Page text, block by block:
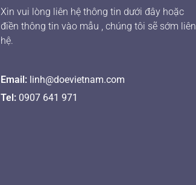
Xin vui lòng liên hệ thông tin dưới đây hoặc
điền thông tin vào mẫu , chúng tôi sẽ sớm liên
hệ.
Email: linh@doevietnam.com
Tel: 0907 641 971